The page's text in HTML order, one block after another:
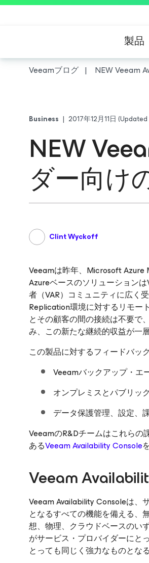
製品
Veeamブログ NEW Veeam
Business | 2017年12月11日 (Updated
NEW
ダー向け
Clint Wyckoff
Veeamは昨年、Microsoft
Azureベースのソリューション
者（VAR）コミュニティに広く
Replication環境に対するリモー
とその顧客の間の接続は不要で
み、この新たな継続的収益が一
この製品に対するフィードバッ
Veeamバックアップ・エ
オンプレミスとパブリッ
データ保護管理、設定、
VeeamのR&Dチームはこれら
あるVeeam Availability Console
Veeam
Veeam Availability Consoleは、
となるすべての機能を備える、
想、物理、クラウドベースのい
がサービス・プロバイダーにと
とっても同じく強力なものとな